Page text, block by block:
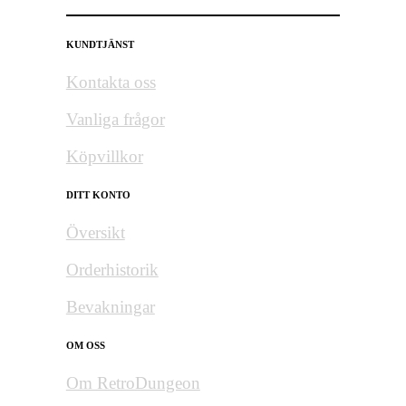
KUNDTJÄNST
Kontakta oss
Vanliga frågor
Köpvillkor
DITT KONTO
Översikt
Orderhistorik
Bevakningar
OM OSS
Om RetroDungeon